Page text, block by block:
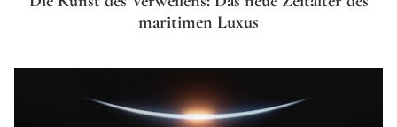
maritimen Luxus